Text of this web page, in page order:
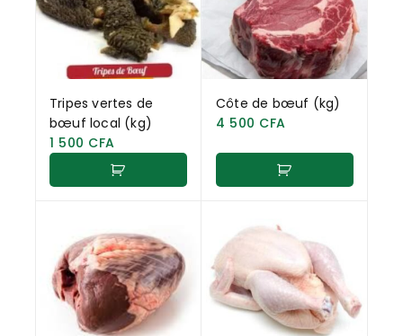
Tripes vertes de
bœuf local (kg)
1 500 CFA
Côte de bœuf (kg)
4 500 CFA